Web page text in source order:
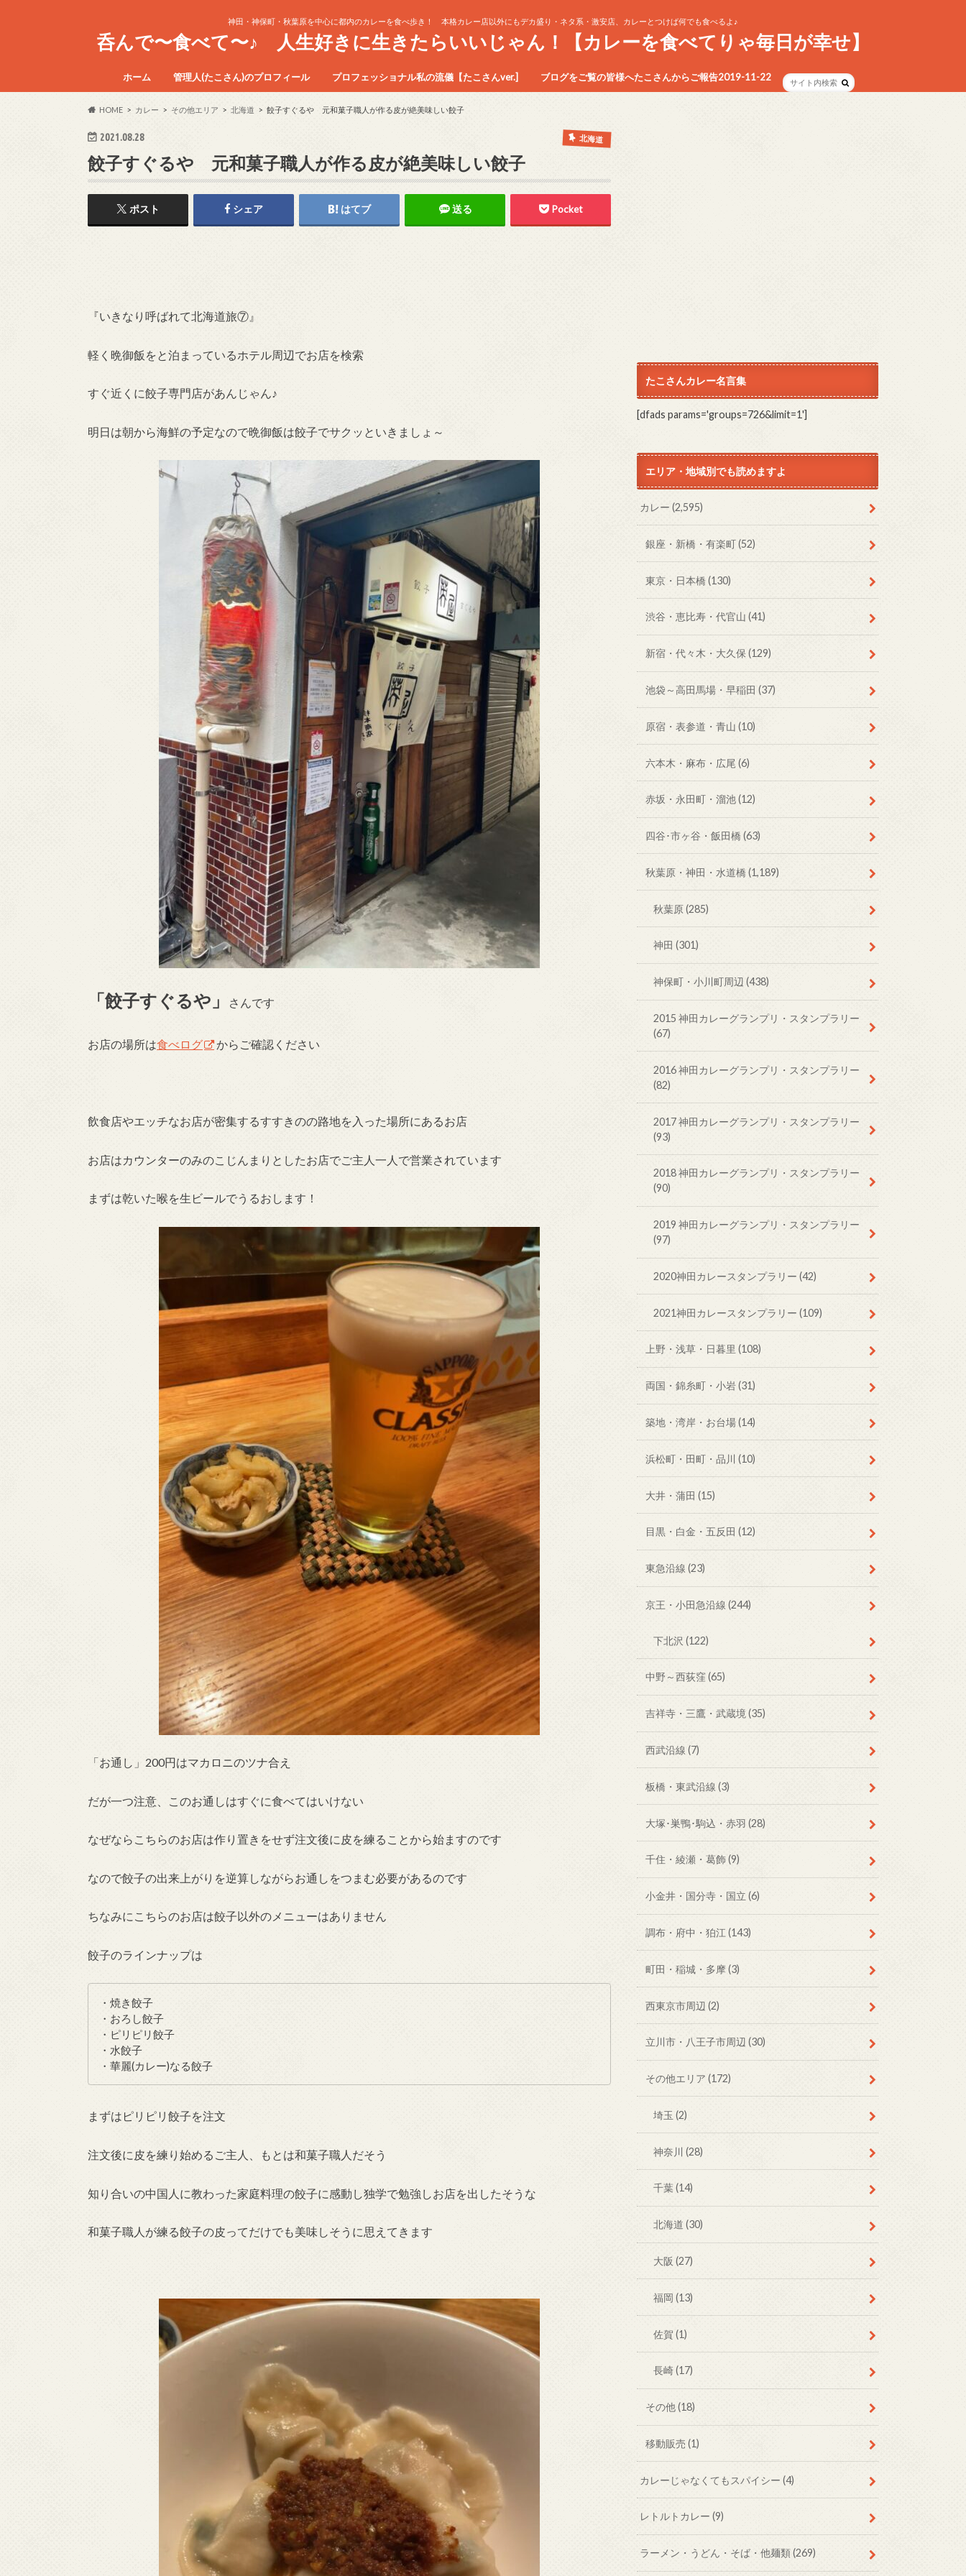
神田・神保町・秋葉原を中心に都内のカレーを食べ歩き！ 本格カレー店以外にもデカ盛り・ネタ系・激安店、カレーとつけば何でも食べるよ♪
呑んで〜食べて〜♪ 人生好きに生きたらいいじゃん！【カレーを食べてりゃ毎日が幸せ】
ホーム 管理人(たこさん)のプロフィール プロフェッショナル私の流儀【たこさんver.] ブログをご覧の皆様へたこさんからご報告2019-11-22
HOME カレー その他エリア 北海道 餃子すぐるや 元和菓子職人が作る皮が絶美味しい餃子
2021.08.28 北海道
餃子すぐるや 元和菓子職人が作る皮が絶美味しい餃子
ポスト シェア はてブ 送る Pocket
『いきなり呼ばれて北海道旅⑦』
軽く晩御飯をと泊まっているホテル周辺でお店を検索
すぐ近くに餃子専門店があんじゃん♪
明日は朝から海鮮の予定なので晩御飯は餃子でサクッといきましょ～
「餃子すぐるや」 さんです
お店の場所は食べログ からご確認ください
飲食店やエッチなお店が密集するすすきのの路地を入った場所にあるお店
お店はカウンターのみのこじんまりとしたお店でご主人一人で営業されています
まずは乾いた喉を生ビールでうるおします！
「お通し」200円はマカロニのツナ合え
だが一つ注意、このお通しはすぐに食べてはいけない
なぜならこちらのお店は作り置きをせず注文後に皮を練ることから始ますのです
なので餃子の出来上がりを逆算しながらお通しをつまむ必要があるのです
ちなみにこちらのお店は餃子以外のメニューはありません
餃子のラインナップは
・焼き餃子
・おろし餃子
・ピリピリ餃子
・水餃子
・華麗(カレー)なる餃子
まずはピリピリ餃子を注文
注文後に皮を練り始めるご主人、もとは和菓子職人だそう
知り合いの中国人に教わった家庭料理の餃子に感動し独学で勉強しお店を出したそうな
和菓子職人が練る餃子の皮ってだけでも美味しそうに思えてきます
たこさんカレー名言集
[dfads params='groups=726&limit=1']
エリア・地域別でも読めますよ
カレー(2,595)
銀座・新橋・有楽町(52)
東京・日本橋 (130)
渋谷・恵比寿・代官山 (41)
新宿・代々木・大久保 (129)
池袋～高田馬場・早稲田 (37)
原宿・表参道・青山 (10)
六本木・麻布・広尾 (6)
赤坂・永田町・溜池(12)
四谷･市ヶ谷・飯田橋 (63)
秋葉原・神田・水道橋 (1,189)
秋葉原(285)
神田(301)
神保町・小川町周辺(438)
2015 神田カレーグランプリ・スタンプラリー
(67)
2016 神田カレーグランプリ・スタンプラリー
(82)
2017 神田カレーグランプリ・スタンプラリー
(93)
2018 神田カレーグランプリ・スタンプラリー
(90)
2019 神田カレーグランプリ・スタンプラリー
(97)
2020神田カレースタンプラリー(42)
2021神田カレースタンプラリー(109)
上野・浅草・日暮里 (108)
両国・錦糸町・小岩(31)
築地・湾岸・お台場(14)
浜松町・田町・品川 (10)
大井・蒲田 (15)
目黒・白金・五反田 (12)
東急沿線 (23)
京王・小田急沿線 (244)
下北沢(122)
中野～西荻窪 (65)
吉祥寺・三鷹・武蔵境 (35)
西武沿線 (7)
板橋・東武沿線 (3)
大塚･巣鴨･駒込・赤羽 (28)
千住・綾瀬・葛飾(9)
小金井・国分寺・国立 (6)
調布・府中・狛江 (143)
町田・稲城・多摩 (3)
西東京市周辺 (2)
立川市・八王子市周辺 (30)
その他エリア (172)
埼玉(2)
神奈川(28)
千葉(14)
北海道(30)
大阪(27)
福岡(13)
佐賀(1)
長崎(17)
その他(18)
移動販売 (1)
カレーじゃなくてもスパイシー(4)
レトルトカレー(9)
ラーメン・うどん・そば・他麺類(269)